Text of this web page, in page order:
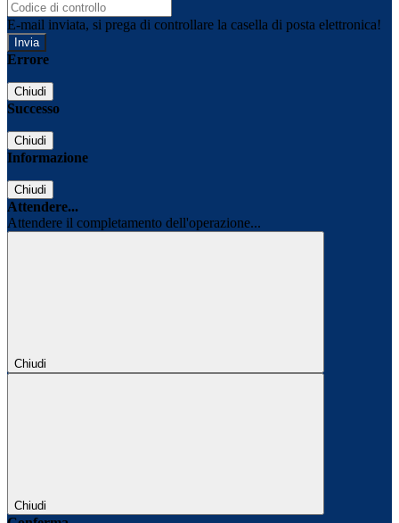
E-mail inviata, si prega di controllare la casella di posta elettronica!
Errore
Chiudi
Successo
Chiudi
Informazione
Chiudi
Attendere...
Attendere il completamento dell'operazione...
Chiudi
Chiudi